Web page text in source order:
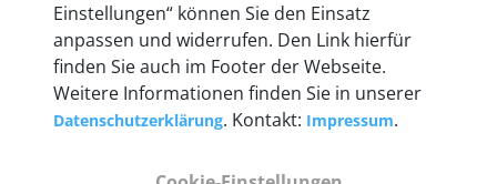
Technische Details &
Lieferumfang
Einstellungen“ können Sie den Einsatz
anpassen und widerrufen. Den Link hierfür
finden Sie auch im Footer der Webseite.
Weitere Informationen finden Sie in unserer
Datenschutzerklärung. Kontakt: Impressum.